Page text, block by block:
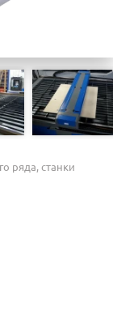
ряда, станки